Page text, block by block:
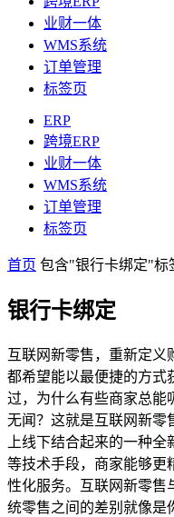
业财一体
WMS系统
订单管理
标签页
ERP
跨境ERP
业财一体
WMS系统
订单管理
标签页
首页 包含"银行卡绑定"标
银行卡绑定
互联网新零售，重新定义
都希望能以最便捷的方式
过，为什么有些商家总能
无闻？这就是互联网新零
上线下结合起来的一种
等技术手段，商家能够更
性化服务。互联网新零售
统零售之间的差别就像是